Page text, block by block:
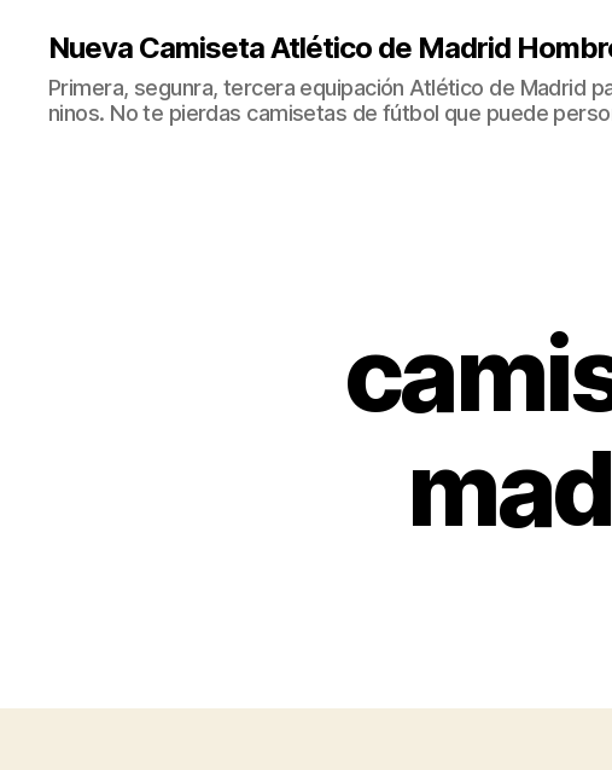
Nueva Camiseta Atlético de Madrid
Primera, segunra, tercera equipación Atlético de Madrid
ninos. No te pierdas camisetas de fútbol que puede